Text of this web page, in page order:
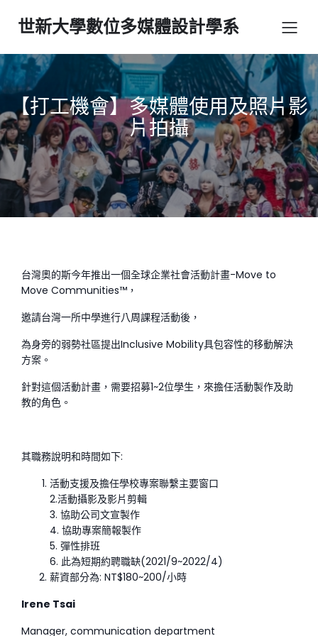
世新大學數位多媒體設計學系
【打工機會】多媒體使用及照片影
片拍攝
台灣奧的斯今年推出一個全球企業社會活動計畫-Move to
Move Communities™，
邀請台灣一所中學進行八周課程活動後，
為身旁的弱勢社區提出Inclusive Mobility具包容性的移動解決
方案。
針對這個活動計畫，需要招募1~2位學生，來擔任活動製作及助
教的角色。
其職務說明和時間如下:
活動支援及擔任學校專案聯繫主要窗口
2.活動攝影及影片剪輯
3. 協助公司文宣製作
4. 協助專案簡報製作
5. 彈性排班
6. 此為短期約聘職缺(2021/9~2022/4)
薪資部分為: NT$180~200/小時
Irene Tsai
Manager, communication department